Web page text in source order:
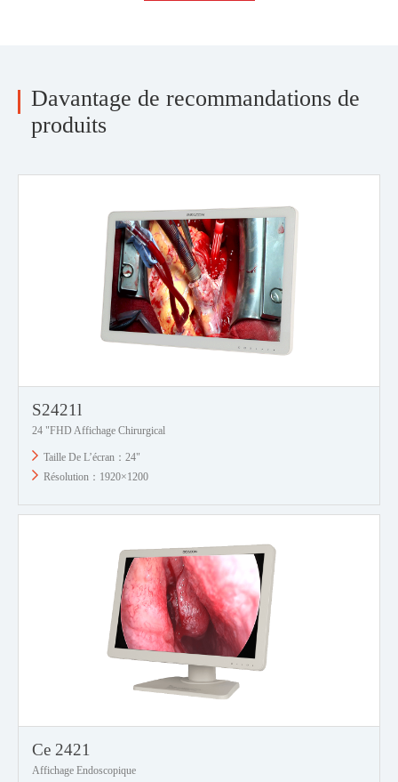
Davantage de recommandations de
produits
S2421l
24 "FHD Affichage Chirurgical
Taille De L’écran：24"
Résolution：1920×1200
Ce 2421
Affichage Endoscopique